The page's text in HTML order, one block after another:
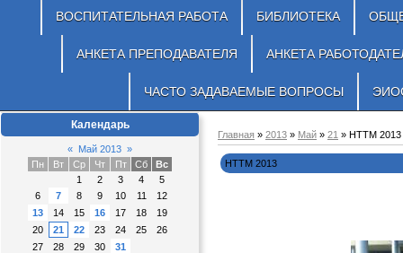
ВОСПИТАТЕЛЬНАЯ РАБОТА БИБЛИОТЕКА
АНКЕТА ПРЕПОДАВАТЕЛЯ АНКЕТА
ЧАСТО ЗАДАВАЕМЫЕ ВОПРОСЫ
Календарь
« Май 2013 »
Пн
Вт Ср Чт Пт Сб
Вс
1
2 3 4
5
6
7 8 9 10 11
12
13
14 15 16 17 18
19
20
21 22 23 24 25
26
27
28 29 30 31
Главная » 2013 » Май » 21 » НТТМ 2013
НТТМ 2013